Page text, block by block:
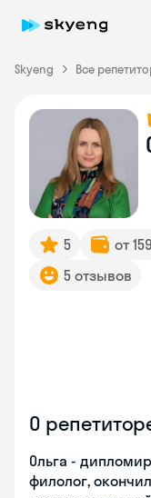
Skyeng Все
5 от
5 отзывов
О
Ольга -
филолог,
Skyeng Chat
online